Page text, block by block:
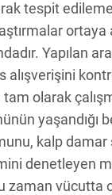
tespit
ortaya
Yapılan
alışverişini
olarak
yaşandığı
kalp
denetleyen
zaman vücutta